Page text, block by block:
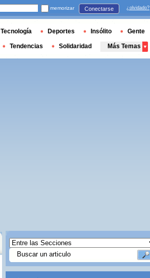
memorizar Conectarse ¿olvidado?
Tecnología Deportes Insólito Gente
Tendencias Solidaridad Más Temas